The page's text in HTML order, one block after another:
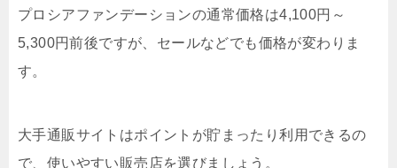
プロシアファンデーションの通常価格は4,100円～
5,300円前後ですが、セールなどでも価格が変わりま
す。
大手通販サイトはポイントが貯まったり利用できるの
で、使いやすい販売店を選びましょう。